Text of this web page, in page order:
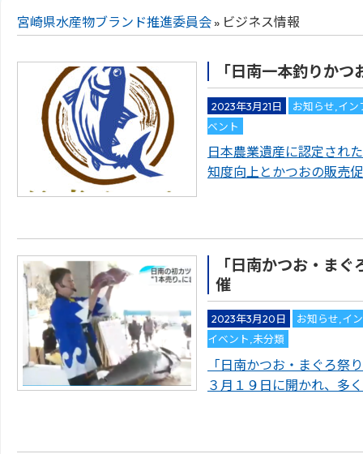
宮崎県水産物ブランド推進委員会» ビジネス情報
「日南一本釣りか
2023年3月21日 お知らせ イン
ベント
日本農業遺産に認定され
知度向上とかつおの販売
「日南かつお・ま
催
2023年3月20日 お知らせ イ
イベント 未分類
「日南かつお・まぐろ祭
３月１９日に開かれ、多